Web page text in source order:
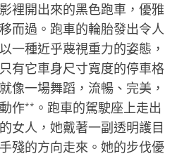
裡開出來的黑色跑車，優雅
而過。跑車的輪胎發出令人
一種近乎蔑視重力的姿態，
有它車身尺寸寬度的停車格
像一場舞蹈，流暢、完美，
作**。跑車的駕駛座上走出
女人，她戴著一副透明護目
殘的方向走來。她的步伐優